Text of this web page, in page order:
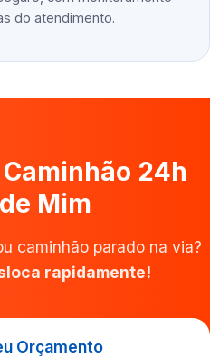
do atendimento.
24h
Mim
caminhão parado na via?
rapidamente!
Orçamento